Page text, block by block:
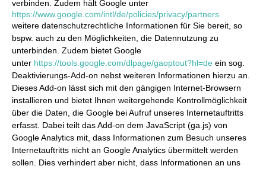
verbinden. Zudem hält Google unter
https://www.google.com/intl/de/policies/privacy/partners
weitere datenschutzrechtliche Informationen für Sie bereit, so
bspw. auch zu den Möglichkeiten, die Datennutzung zu
unterbinden. Zudem bietet Google
unter https://tools.google.com/dlpage/gaoptout?hl=de ein sog.
Deaktivierungs-Add-on nebst weiteren Informationen hierzu an.
Dieses Add-on lässt sich mit den gängigen Internet-Browsern
installieren und bietet Ihnen weitergehende Kontrollmöglichkeit
über die Daten, die Google bei Aufruf unseres Internetauftritts
erfasst. Dabei teilt das Add-on dem JavaScript (ga.js) von
Google Analytics mit, dass Informationen zum Besuch unseres
Internetauftritts nicht an Google Analytics übermittelt werden
sollen. Dies verhindert aber nicht, dass Informationen an uns